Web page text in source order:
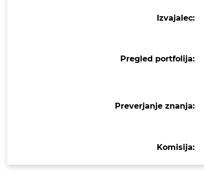
Izvajalec:
Pregled portfolija:
Preverjanje znanja:
Komisija: